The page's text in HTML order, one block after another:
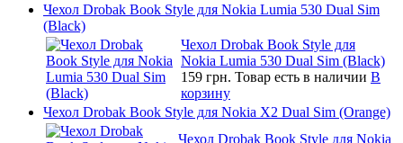
Чехол Drobak Book Style для Nokia Lumia 530 Dual Sim
(Black)
Чехол Drobak Book Style для
Nokia Lumia 530 Dual Sim (Black)
159 грн. Товар есть в наличии В
корзину
Чехол Drobak Book Style для Nokia X2 Dual Sim (Orange)
Чехол Drobak Book Style для Nokia